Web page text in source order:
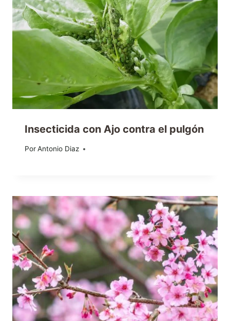
Insecticida con Ajo contra el pulgón
PorAntonio Diaz
21/10/2019